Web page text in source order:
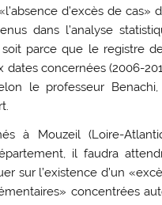
d’excès de
dans l’analyse
parce que le registre
dates concernées (2006-
le professeur
à Mouzeil (Loire-
il faudra
sur l’existence d’un
concentrées